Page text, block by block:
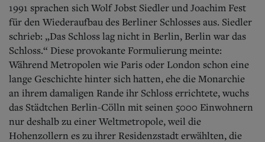
1991 sprachen sich Wolf Jobst Siedler und Joachim Fest
für den Wiederaufbau des Berliner Schlosses aus. Siedler
schrieb: „Das Schloss lag nicht in Berlin, Berlin war das
Schloss.“ Diese provokante Formulierung meinte:
Während Metropolen wie Paris oder London schon eine
lange Geschichte hinter sich hatten, ehe die Monarchie
an ihrem damaligen Rande ihr Schloss errichtete, wuchs
das Städtchen Berlin-Cölln mit seinen 5000 Einwohnern
nur deshalb zu einer Weltmetropole, weil die
Hohenzollern es zu ihrer Residenzstadt erwählten, die